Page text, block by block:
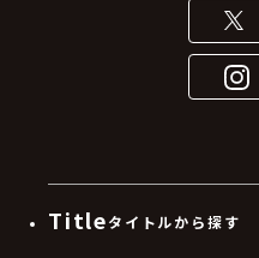
Titleタイトルから探す